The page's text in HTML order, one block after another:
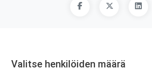
Valitse henkilöiden määrä